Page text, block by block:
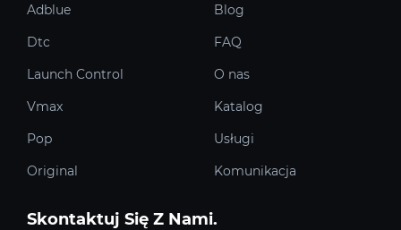
Adblue
Dtc
Launch Control
Vmax
Pop
Original
Blog
FAQ
O nas
Katalog
Usługi
Komunikacja
Skontaktuj Się Z Nami.